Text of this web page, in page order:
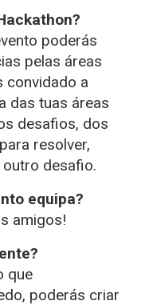
poderás
pelas áreas
convidado a
das tuas áreas
desafios, dos
resolver,
desafio.
equipa?
amigos!
que
poderás criar